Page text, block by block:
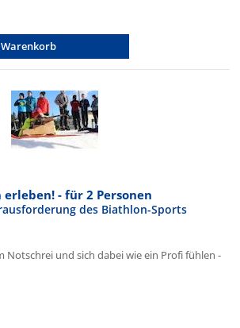
- für 2 Personen
des Biathlon-Sports
Notschrei und sich dabei wie ein Profi fühlen -